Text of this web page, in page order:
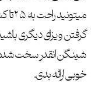
گرفتن ویزای دیگری
شینگن انقدر سخت
خوبی ارائه بدی.